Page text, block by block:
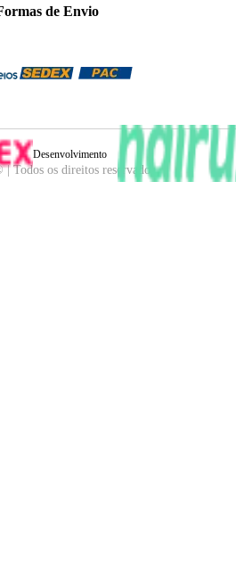
de Envio
Todos os direitos reservados.
Desenvolvimento